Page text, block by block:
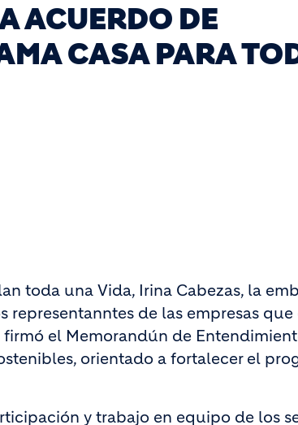
ACUERDO DE
CASA PARA
toda una Vida, Irina Cabezas, la
representanntes de las empresas
el Memorandún de
orientado a fortalecer el
y trabajo en equipo de los